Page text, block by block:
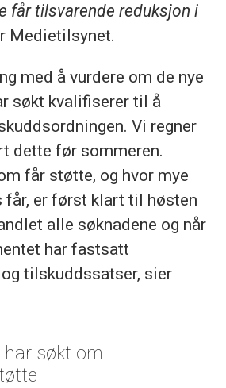
får tilsvarende reduksjon i
Medietilsynet.
med å vurdere om de nye
søkt kvalifiserer til å
Vi regner
dette før sommeren.
får støtte, og hvor mye
får, er først klart til høsten
alle søknadene og når
har fastsatt
tilskuddssatser, sier
har søkt om